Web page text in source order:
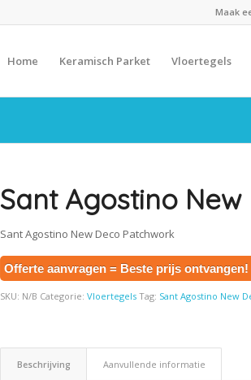
Maak
Home Keramisch Parket Vloertegels
Sant Agostino
Sant Agostino New Deco Patchwork
Offerte aanvragen = Beste prijs ontvangen!
SKU: N/B Categorie:Vloertegels Tag: Sant Agostino New
Beschrijving Aanvullende informatie